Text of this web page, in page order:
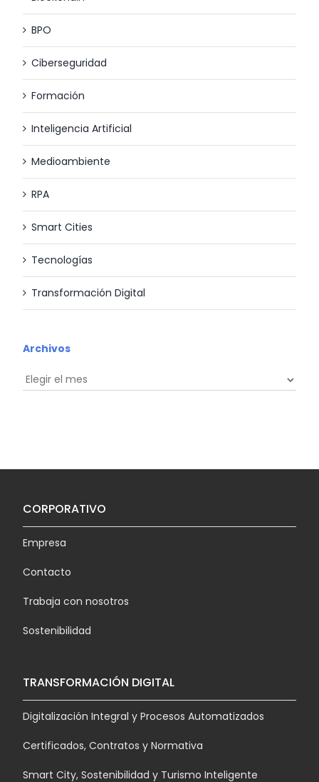
BPO
Ciberseguridad
Formación
Inteligencia Artificial
Medioambiente
RPA
Smart Cities
Tecnologías
Transformación Digital
Archivos
Archivos
CORPORATIVO
Empresa
Contacto
Trabaja con nosotros
Sostenibilidad
TRANSFORMACIÓN DIGITAL
Digitalización Integral y Procesos Automatizados
Certificados, Contratos y Normativa
Smart City, Sostenibilidad y Turismo Inteligente